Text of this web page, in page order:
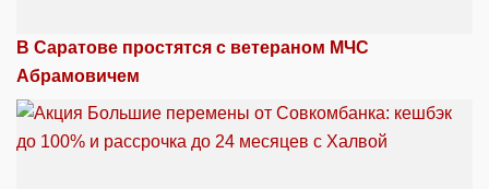
В Саратове простятся с ветераном МЧС
Абрамовичем